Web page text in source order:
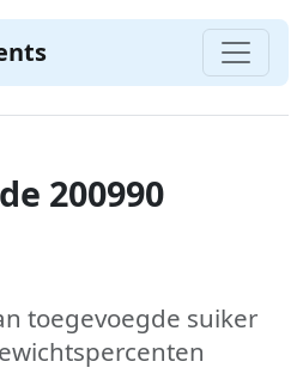
200990
toegevoegde suiker